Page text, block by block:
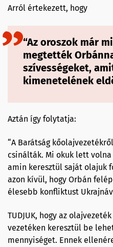
Arról értekezett, hogy
“Az oroszok már
megtették
szívességeket,
kimenetelének
Aztán így folytatja:
“A Barátság
csinálták. Mi okuk lett
amin keresztül saját olajuk
azon kívül, hogy Orbán
élesebb konfliktust
TUDJUK, hogy az
vezetéken keresztül be
mennyiséget. Ennek